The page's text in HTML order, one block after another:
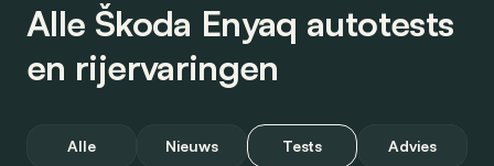
Alle Škoda Enyaq autotests
en rijervaringen
Alle Nieuws Tests Advies